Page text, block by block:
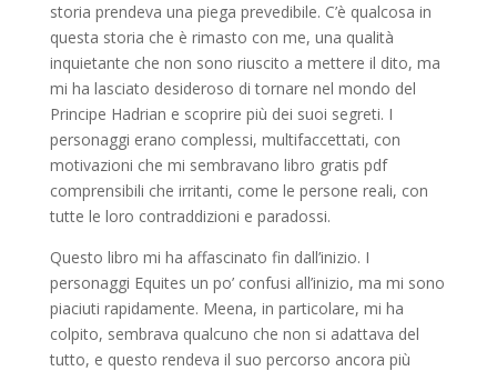
storia prendeva una piega prevedibile. C’è qualcosa in
questa storia che è rimasto con me, una qualità
inquietante che non sono riuscito a mettere il dito, ma
mi ha lasciato desideroso di tornare nel mondo del
Principe Hadrian e scoprire più dei suoi segreti. I
personaggi erano complessi, multifaccettati, con
motivazioni che mi sembravano libro gratis pdf
comprensibili che irritanti, come le persone reali, con
tutte le loro contraddizioni e paradossi.
Questo libro mi ha affascinato fin dall’inizio. I
personaggi Equites un po’ confusi all’inizio, ma mi sono
piaciuti rapidamente. Meena, in particolare, mi ha
colpito, sembrava qualcuno che non si adattava del
tutto, e questo rendeva il suo percorso ancora più